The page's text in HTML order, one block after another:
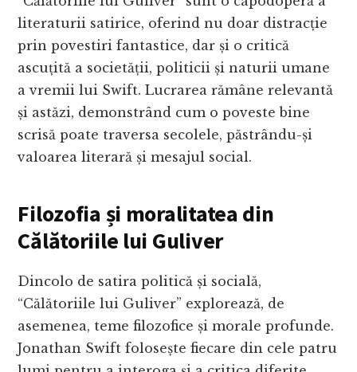
literaturii satirice, oferind nu doar distracție
prin povestiri fantastice, dar și o critică
ascuțită a societății, politicii și naturii umane
a vremii lui Swift. Lucrarea rămâne relevantă
și astăzi, demonstrând cum o poveste bine
scrisă poate traversa secolele, păstrându-și
valoarea literară și mesajul social.
Filozofia și moralitatea din
Călătoriile lui Guliver
Dincolo de satira politică și socială,
“Călătoriile lui Guliver” explorează, de
asemenea, teme filozofice și morale profunde.
Jonathan Swift folosește fiecare din cele patru